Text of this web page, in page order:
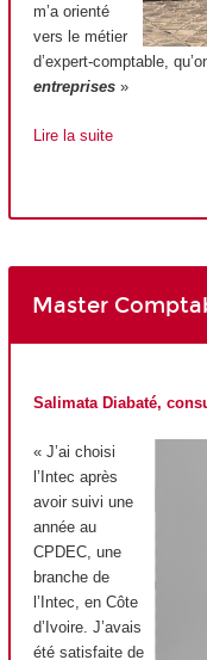
m’a orienté
vers le métier
d’expert-comptable,
entreprises »
Lire la suite
Master
Salimata Diabaté,
« J’ai choisi
l’Intec après
avoir suivi une
année au
CPDEC, une
branche de
l’Intec, en Côte
d’Ivoire. J’avais
été satisfaite de